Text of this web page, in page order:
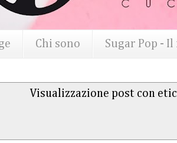
Chi sono Sugar Pop -
Visualizzazione post con